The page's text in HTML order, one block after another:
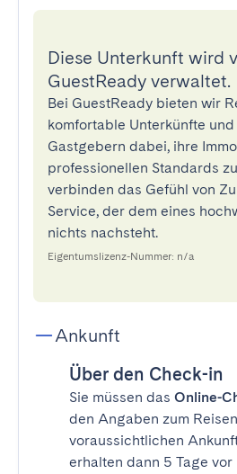
Diese Unterkunft wird
GuestReady verwaltet.
Bei GuestReady bieten wir
komfortable Unterkünfte
Gastgebern dabei, ihre
professionellen Standards
verbinden das Gefühl von
Service, der dem eines
nichts nachsteht.
Eigentumslizenz-Nummer: n/a
Ankunft
Über den Check-in
Sie müssen das Online-
den Angaben zum
voraussichtlichen
erhalten dann 5 Tage